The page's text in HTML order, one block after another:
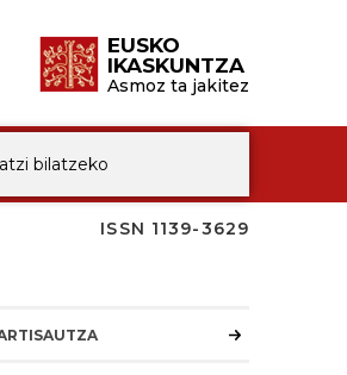
EUSKO
IKASKUNTZA
Asmoz ta jakitez
ISSN 1139-3629